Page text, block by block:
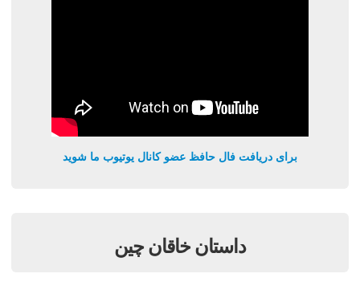
برای دریافت فال حافظ عضو کانال یوتیوب ما شوید
داستان خاقان چین